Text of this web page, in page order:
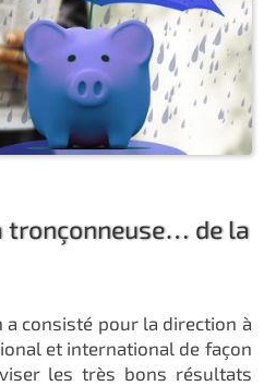
tronçonneuse… de la
a consisté pour la direction à
et international de façon
les très bons résultats